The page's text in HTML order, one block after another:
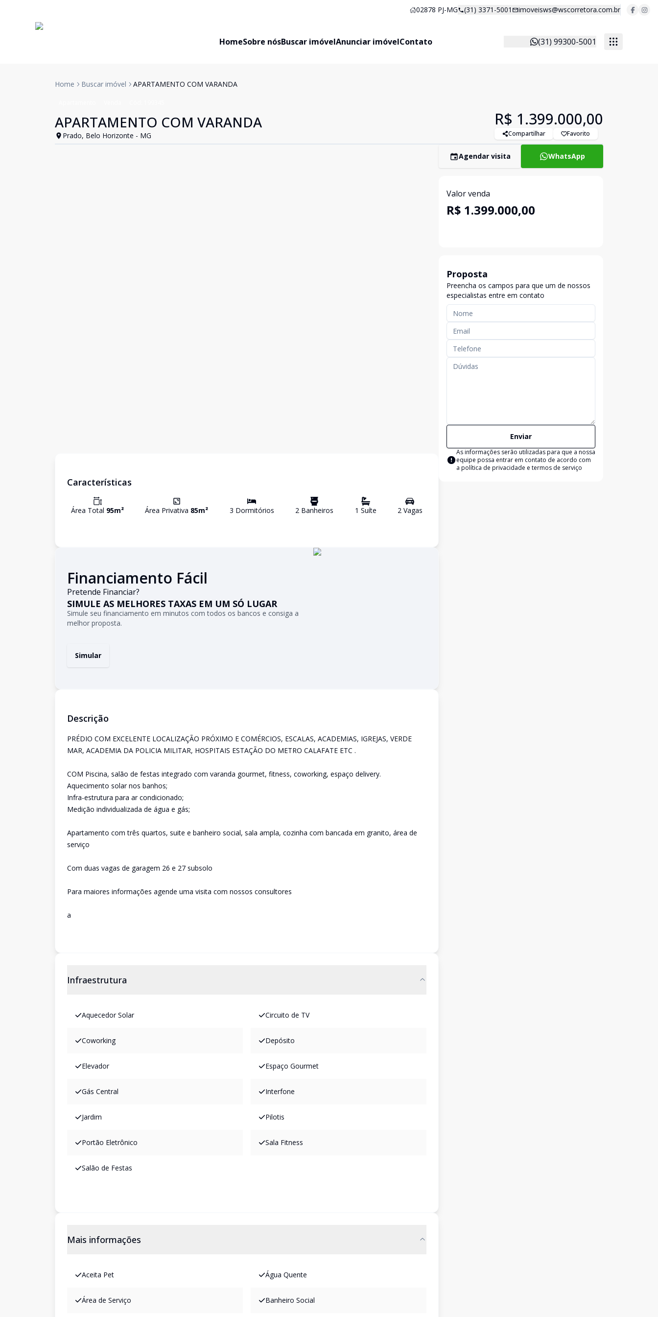
02878 PJ-MG (31) 3371-5001 imoveisws@wscorretora.com.br
HomeSobre nósBuscar imóvelAnunciar imóvelContato (31) 99300-5001
Home Buscar imóvel APARTAMENTO COM VARANDA
APARTAMENTO COM VARANDA
Prado, Belo Horizonte - MG
R$ 1.399.000,00
Compartilhar Favorito
Características
Área Total 95m² Área Privativa 85m² 3 Dormitórios 2 Banheiros 1 Suíte 2Vagas
Financiamento Fácil
Pretende Financiar?
SIMULE AS MELHORES TAXAS EM UM SÓ LUGAR
Simule seu financiamento em minutos com todos os bancos e consiga a
melhor proposta.
Simular
Descrição
PRÉDIO COM EXCELENTE LOCALIZAÇÃO PRÓXIMO E COMÉRCIOS, ESCALAS, ACADEMIAS, IGREJAS, VERDE
MAR, ACADEMIA DA POLICIA MILITAR, HOSPITAIS ESTAÇÃO DO METRO CALAFATE ETC .
COM Piscina, salão de festas integrado com varanda gourmet, fitness, coworking, espaço delivery.
Aquecimento solar nos banhos;
Infra-estrutura para ar condicionado;
Medição individualizada de água e gás;
Apartamento com três quartos, suite e banheiro social, sala ampla, cozinha com bancada em granito, área de
serviço
Com duas vagas de garagem 26 e 27 subsolo
Para maiores informações agende uma visita com nossos consultores
a
Infraestrutura
Aquecedor Solar Circuito de TV
Coworking Depósito
Elevador Espaço Gourmet
Gás Central Interfone
Jardim Pilotis
Portão Eletrônico Sala Fitness
Salão de Festas
Mais informações
Aceita Pet Água Quente
Área de Serviço Banheiro Social
Agendar visita WhatsApp
Valor venda
R$ 1.399.000,00
Proposta
Preencha os campos para que um de nossos
especialistas entre em contato
Enviar
As informações serão utilizadas para que a nossa
equipe possa entrar em contato de acordo com
a política de privacidade e termos de serviço